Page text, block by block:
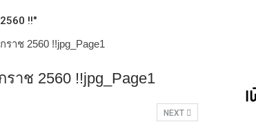
!!"
าช 2560 !!jpg_Page1
NEXT